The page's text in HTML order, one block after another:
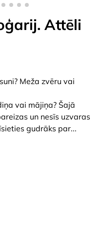
Attēli
Meža zvēru vai
vai mājiņa? Šajā
un nesīs uzvaras
gudrāks par...